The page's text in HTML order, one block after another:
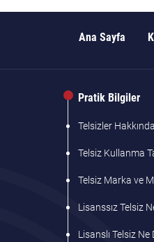
Ana Sayfa
Pratik Bilgiler
Telsizler
Telsiz Kullanma
Telsiz Marka ve
Lisanssız Telsiz
Lisanslı Telsiz Ne